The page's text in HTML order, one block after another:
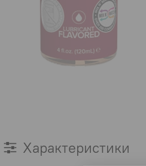
Характеристики